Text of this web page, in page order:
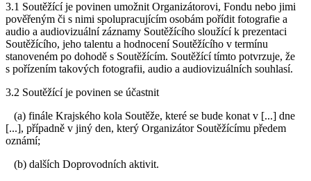
3.1 Soutěžící je povinen umožnit Organizátorovi, Fondu nebo jimi
pověřeným či s nimi spolupracujícím osobám pořídit fotografie a
audio a audiovizuální záznamy Soutěžícího sloužící k prezentaci
Soutěžícího, jeho talentu a hodnocení Soutěžícího v termínu
stanoveném po dohodě s Soutěžícím. Soutěžící tímto potvrzuje, že
s pořízením takových fotografii, audio a audiovizuálních souhlasí.
3.2 Soutěžící je povinen se účastnit
(a) finále Krajského kola Soutěže, které se bude konat v [...] dne
[...], případně v jiný den, který Organizátor Soutěžícímu předem
oznámí;
(b) dalších Doprovodních aktivit.